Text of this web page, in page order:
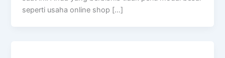
seperti usaha online shop […]